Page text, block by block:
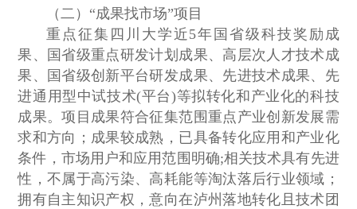
（二）“成果找市场”项目
重点征集四川大学近5年国省级科技奖励成
果、国省级重点研发计划成果、高层次人才技术成
果、国省级创新平台研发成果、先进技术成果、先
进通用型中试技术(平台)等拟转化和产业化的科技
成果。项目成果符合征集范围重点产业创新发展需
求和方向；成果较成熟，已具备转化应用和产业化
条件，市场用户和应用范围明确;相关技术具有先进
性，不属于高污染、高耗能等淘汰落后行业领域；
拥有自主知识产权，意向在泸州落地转化且技术团